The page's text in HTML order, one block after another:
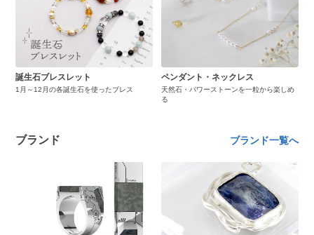
誕生石ブレスレット
1月～12月の各誕生石を使ったブレス
ペンダント・ネックレス
天然石・パワーストーンを一粒から楽しめ
る
ブランド ブランド一覧へ